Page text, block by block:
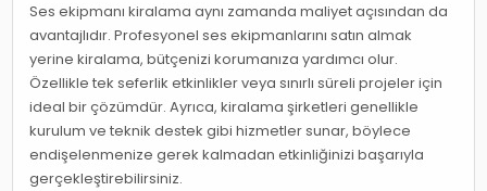
Ses ekipmanı kiralama aynı zamanda maliyet açısından da
avantajlıdır. Profesyonel ses ekipmanlarını satın almak
yerine kiralama, bütçenizi korumanıza yardımcı olur.
Özellikle tek seferlik etkinlikler veya sınırlı süreli projeler için
ideal bir çözümdür. Ayrıca, kiralama şirketleri genellikle
kurulum ve teknik destek gibi hizmetler sunar, böylece
endişelenmenize gerek kalmadan etkinliğinizi başarıyla
gerçekleştirebilirsiniz.